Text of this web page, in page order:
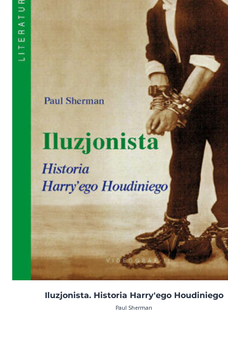
Iluzjonista. Historia Harry'ego Houdiniego
Paul Sherman